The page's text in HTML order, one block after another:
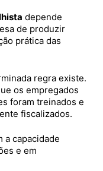
depende
de produzir
prática das
regra existe.
os empregados
foram treinados e
fiscalizados.
a capacidade
e em